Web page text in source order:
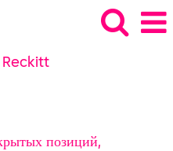
Reckitt(текущая
позиций,